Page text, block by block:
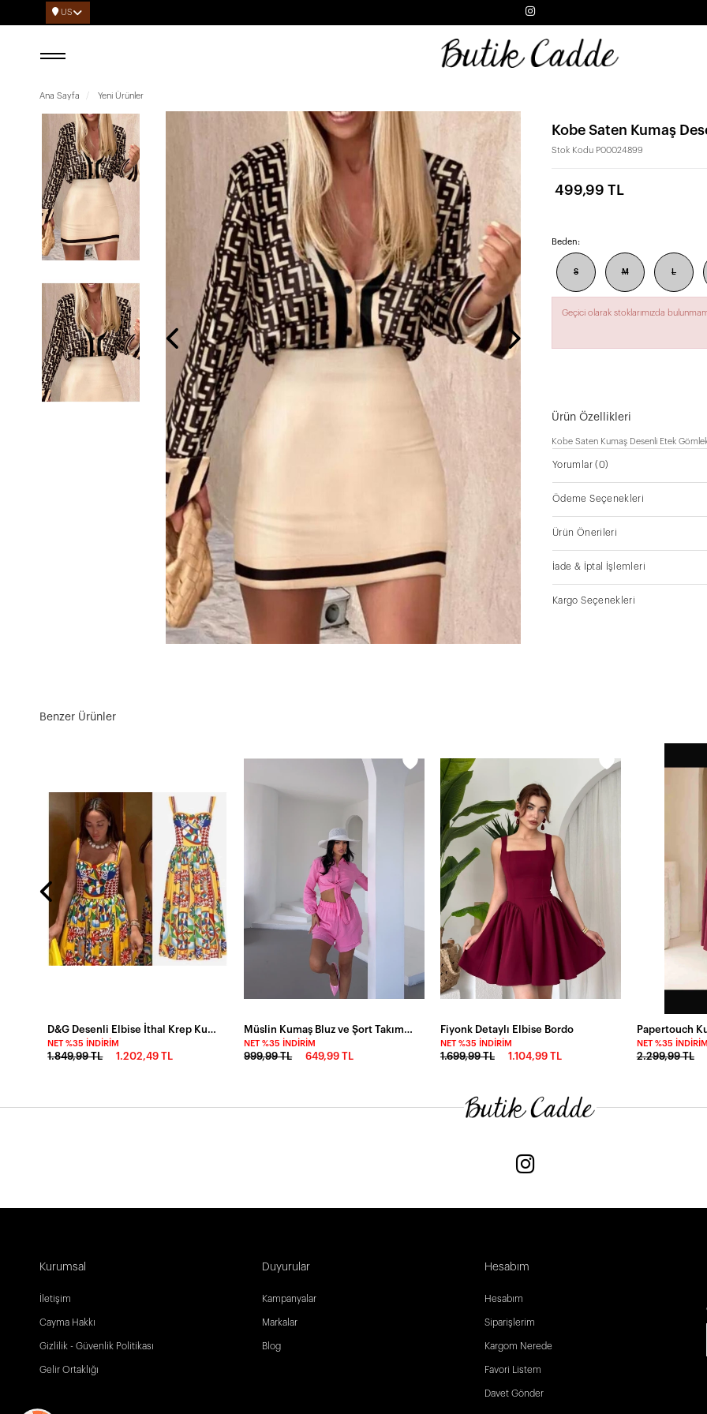
US
Ana Sayfa Yeni Ürünler
Kobe Saten Kumaş
Stok Kodu P00024899
499,99 TL
Beden:
S M L
Geçici olarak stoklarımızda
Ürün Özellikleri
Kobe Saten Kumaş Desenli Etek Gömlek
Yorumlar(0)
Ödeme Seçenekleri
Ürün Önerileri
İade & İptal İşlemleri
Kargo Seçenekleri
Benzer Ürünler
D&G Desenli Elbise İthal Krep Kumaş Elbise
NET %35 İNDIRIM
1.849,99 TL 1.202,49 TL
Müslin Kumaş Bluz ve Şort Takım Pembe
NET %35 İNDIRIM
999,99 TL 649,99 TL
Fiyonk Detaylı Elbise Bordo
NET %35 İNDIRIM
1.699,99 TL 1.104,99 TL
NET %35 İNDIRIM
2.299,99 TL
Kurumsal
İletişim
Cayma Hakkı
Gizlilik - Güvenlik Politikası
Gelir Ortaklığı
Duyurular
Kampanyalar
Markalar
Blog
Hesabım
Hesabım
Siparişlerim
Kargom Nerede
Favori Listem
Davet Gönder